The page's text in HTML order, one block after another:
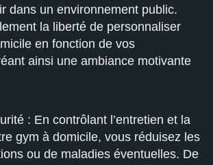
dans un environnement public.
la liberté de personnaliser
en fonction de vos
ainsi une ambiance motivante
: En contrôlant l’entretien et la
gym à domicile, vous réduisez les
ou de maladies éventuelles. De